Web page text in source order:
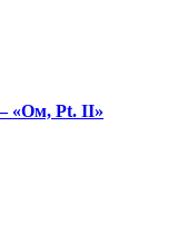
«Ом, Pt. II»